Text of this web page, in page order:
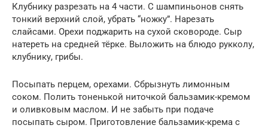
Клубнику разрезать на 4 части. С шампиньонов снять
тонкий верхний слой, убрать “ножку”. Нарезать
слайсами. Орехи поджарить на сухой сковороде. Сыр
натереть на средней тёрке. Выложить на блюдо рукколу,
клубнику, грибы.
Посыпать перцем, орехами. Сбрызнуть лимонным
соком. Полить тоненькой ниточкой бальзамик-кремом
и оливковым маслом. И не забыть при подаче
посыпать сыром. Приготовление бальзамик-крема с